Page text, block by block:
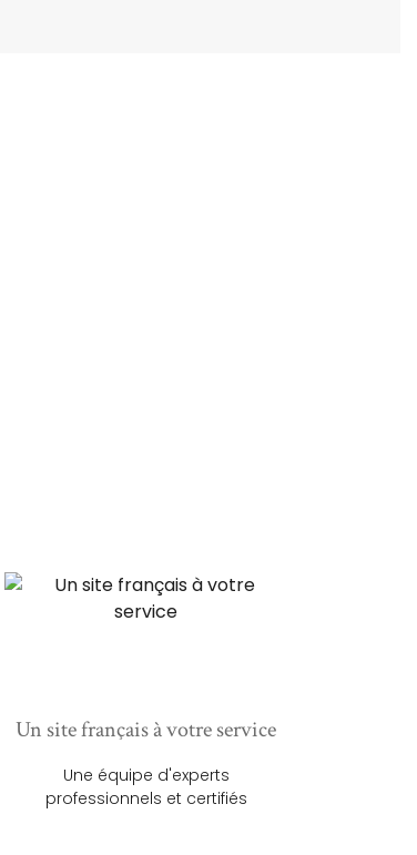
Un site français à votre service
Une équipe d'experts
professionnels et certifiés